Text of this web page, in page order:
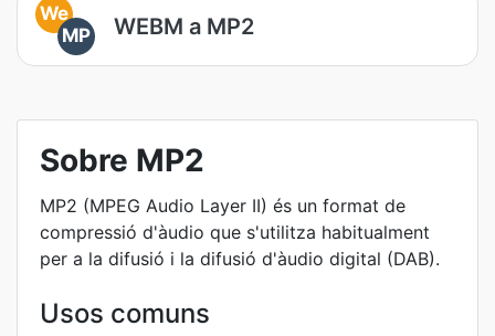
We
MP
WEBM a MP2
Sobre MP2
MP2 (MPEG Audio Layer II) és un format de
compressió d'àudio que s'utilitza habitualment
per a la difusió i la difusió d'àudio digital (DAB).
Usos comuns